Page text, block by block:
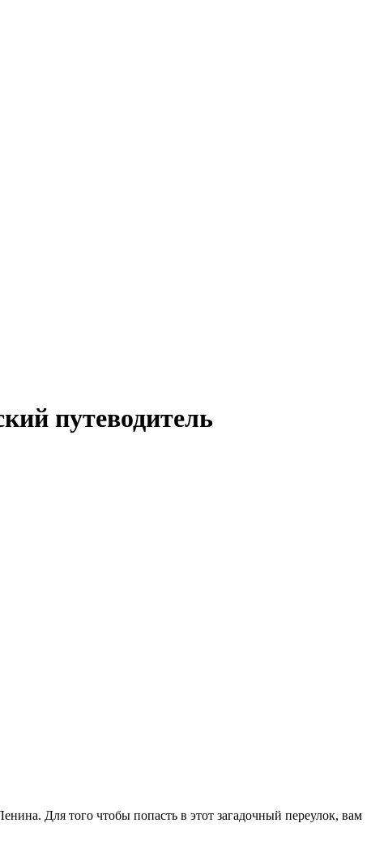
путеводитель
Для того чтобы попасть в этот загадочный переулок, вам